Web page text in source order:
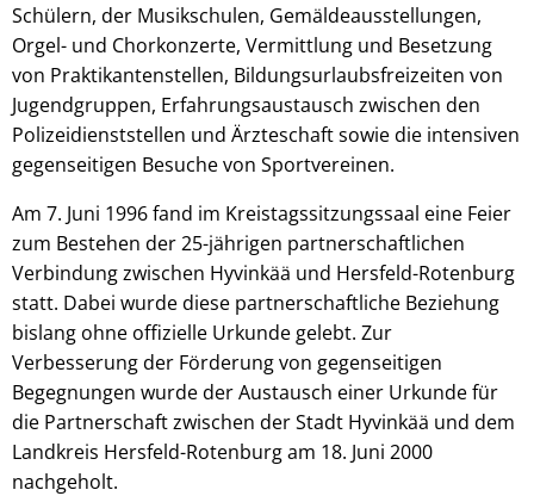
Schülern, der Musikschulen, Gemäldeausstellungen,
Orgel- und Chorkonzerte, Vermittlung und Besetzung
von Praktikantenstellen, Bildungsurlaubsfreizeiten von
Jugendgruppen, Erfahrungsaustausch zwischen den
Polizeidienststellen und Ärzteschaft sowie die intensiven
gegenseitigen Besuche von Sportvereinen.
Am 7. Juni 1996 fand im Kreistagssitzungssaal eine Feier
zum Bestehen der 25-jährigen partnerschaftlichen
Verbindung zwischen Hyvinkää und Hersfeld-Rotenburg
statt. Dabei wurde diese partnerschaftliche Beziehung
bislang ohne offizielle Urkunde gelebt. Zur
Verbesserung der Förderung von gegenseitigen
Begegnungen wurde der Austausch einer Urkunde für
die Partnerschaft zwischen der Stadt Hyvinkää und dem
Landkreis Hersfeld-Rotenburg am 18. Juni 2000
nachgeholt.